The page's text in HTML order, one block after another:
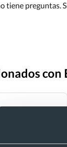
tiene preguntas.
con